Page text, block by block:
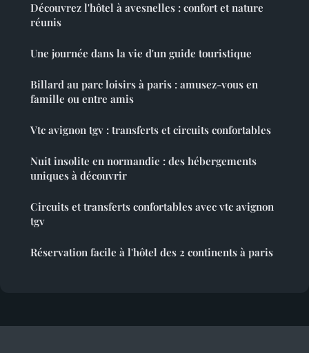
Découvrez l'hôtel à avesnelles : confort et nature
réunis
Une journée dans la vie d'un guide touristique
Billard au parc loisirs à paris : amusez-vous en
famille ou entre amis
Vtc avignon tgv : transferts et circuits confortables
Nuit insolite en normandie : des hébergements
uniques à découvrir
Circuits et transferts confortables avec vtc avignon
tgv
Réservation facile à l'hôtel des 2 continents à paris